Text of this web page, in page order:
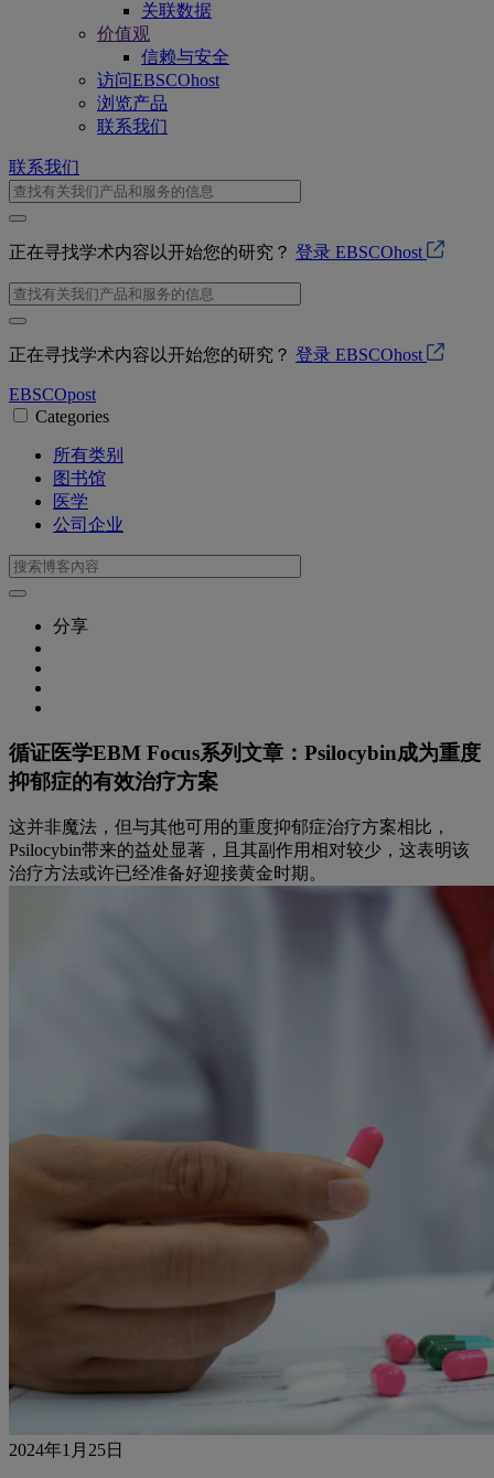
关联数据
价值观
信赖与安全
访问EBSCOhost
浏览产品
联系我们
联系我们
正在寻找学术内容以开始您的研究？ 登录 EBSCOhost
正在寻找学术内容以开始您的研究？ 登录 EBSCOhost
EBSCOpost
Categories
所有类别
图书馆
医学
公司企业
分享
循证医学EBM Focus系列文章：Psilocybin成为重度
抑郁症的有效治疗方案
这并非魔法，但与其他可用的重度抑郁症治疗方案相比，
Psilocybin带来的益处显著，且其副作用相对较少，这表明该
治疗方法或许已经准备好迎接黄金时期。
2024年1月25日